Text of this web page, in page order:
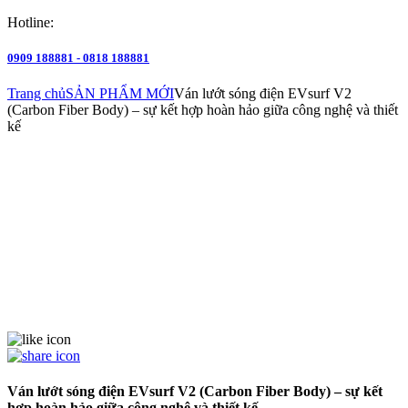
Hotline:
0909 188881 - 0818 188881
Trang chủSẢN PHẨM MỚIVán lướt sóng điện EVsurf V2
(Carbon Fiber Body) – sự kết hợp hoàn hảo giữa công nghệ và thiết
kế
Ván lướt sóng điện EVsurf V2 (Carbon Fiber Body) – sự kết